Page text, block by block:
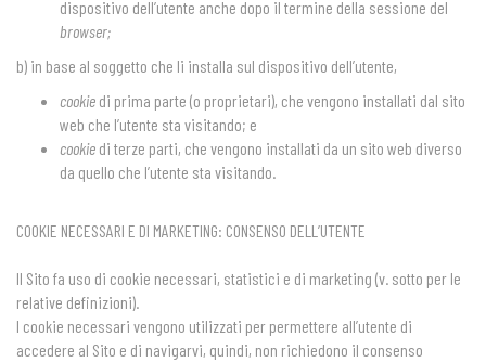
dispositivo dell’utente anche dopo il termine della sessione del
browser;
b) in base al soggetto che li installa sul dispositivo dell’utente,
cookie di prima parte (o proprietari), che vengono installati dal sito
web che l’utente sta visitando; e
cookie di terze parti, che vengono installati da un sito web diverso
da quello che l’utente sta visitando.
COOKIE NECESSARI E DI MARKETING: CONSENSO DELL’UTENTE
Il Sito fa uso di cookie necessari, statistici e di marketing (v. sotto per le
relative definizioni).
I cookie necessari vengono utilizzati per permettere all’utente di
accedere al Sito e di navigarvi, quindi, non richiedono il consenso